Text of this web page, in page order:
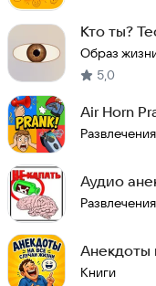
Кто ты?
Образ
5,0
Air Horn
Развлечения
Аудио
Развлечения
Анекдоты
Книги